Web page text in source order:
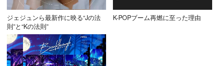
ジェジュンら最新作に映る“Jの法
則”と“Kの法則”
K-POPブーム再燃に至った理由